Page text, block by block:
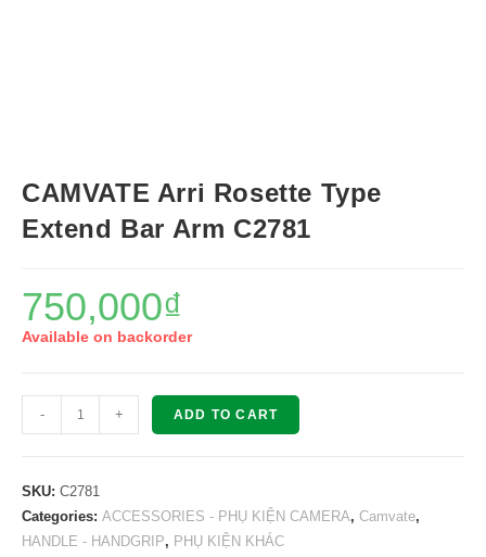
CAMVATE Arri Rosette Type
Extend Bar Arm C2781
750,000₫
Available on backorder
CAMVATE
Arri
Type
Extend
Bar
- + ADD TO CART
SKU: C2781
Categories: ACCESSORIES - PHỤ KIỆN CAMERA, Camvate,
HANDLE - HANDGRIP, PHỤ KIỆN KHÁC